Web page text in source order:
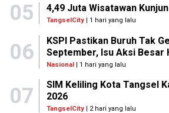
05 4,49 Juta Wisatawan
TangselCity | 1 hari yang lalu
06
KSPI Pastikan Buruh Tak
September, Isu Aksi Besar
Nasional| 1 hari yang lalu
07
SIM Keliling Kota Tangsel
2026
TangselCity| 2 hari yang lalu